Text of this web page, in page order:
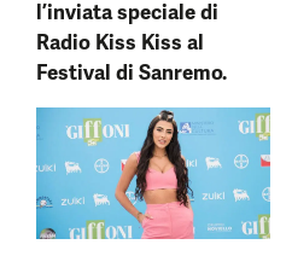
l’inviata speciale di
Radio Kiss Kiss al
Festival di Sanremo.